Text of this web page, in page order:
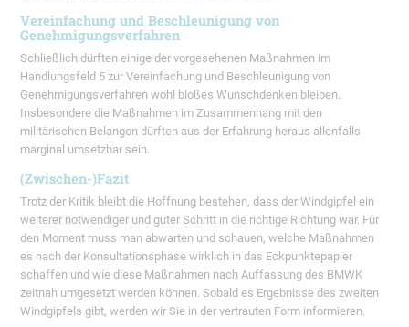
Vereinfachung und Beschleunigung von
Genehmigungsverfahren
Schließlich dürften einige der vorgesehenen Maßnahmen im
Handlungsfeld 5 zur Vereinfachung und Beschleunigung von
Genehmigungsverfahren wohl bloßes Wunschdenken bleiben.
Insbesondere die Maßnahmen im Zusammenhang mit den
militärischen Belangen dürften aus der Erfahrung heraus allenfalls
marginal umsetzbar sein.
(Zwischen-)Fazit
Trotz der Kritik bleibt die Hoffnung bestehen, dass der Windgipfel ein
weiterer notwendiger und guter Schritt in die richtige Richtung war. Für
den Moment muss man abwarten und schauen, welche Maßnahmen
es nach der Konsultationsphase wirklich in das Eckpunktepapier
schaffen und wie diese Maßnahmen nach Auffassung des BMWK
zeitnah umgesetzt werden können. Sobald es Ergebnisse des zweiten
Windgipfels gibt, werden wir Sie in der vertrauten Form informieren.